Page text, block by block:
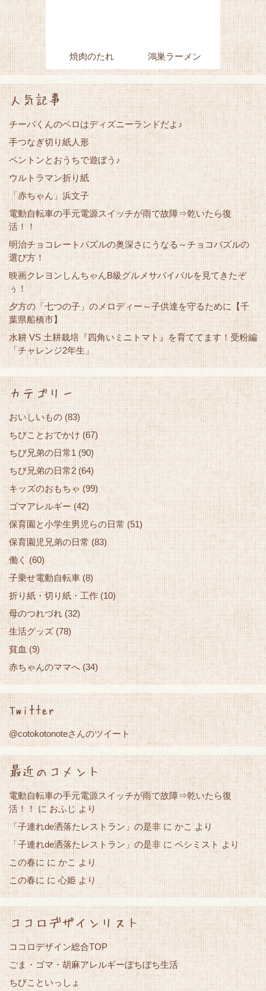
焼肉のたれ 鴻巣ラーメン
人気記事
チーバくんのベロはディズニーランドだよ♪
手つなぎ切り紙人形
ペントンとおうちで遊ぼう♪
ウルトラマン折り紙
「赤ちゃん」浜文子
電動自転車の手元電源スイッチが雨で故障⇒乾いたら復
活！！
明治チョコレートパズルの奥深さにうなる～チョコパズルの
選び方！
映画クレヨンしんちゃんB級グルメサバイバルを見てきたぞ
ぅ！
夕方の「七つの子」のメロディー～子供達を守るために【千
葉県船橋市】
水耕 VS 土耕栽培『四角いミニトマト』を育ててます！受粉編
「チャレンジ2年生」
カテゴリー
おいしいもの (83)
ちびことおでかけ (67)
ちび兄弟の日常1(90)
ちび兄弟の日常2 (64)
キッズのおもちゃ (99)
ゴマアレルギー (42)
保育園と小学生男児らの日常 (51)
保育園児兄弟の日常(83)
働く(60)
子乗せ電動自転車 (8)
折り紙・切り紙・工作 (10)
母のつれづれ(32)
生活グッズ(78)
貧血(9)
赤ちゃんのママへ (34)
Twitter
@cotokotonoteさんのツイート
最近のコメント
電動自転車の手元電源スイッチが雨で故障⇒乾いたら復
活！！ に おふじ より
「子連れde洒落たレストラン」の是非 に かこ より
「子連れde洒落たレストラン」の是非 に ペシミスト より
この春に に かこより
この春に に 心姫 より
ココロデザインリスト
ココロデザイン総合TOP
ごま・ゴマ・胡麻アレルギーぼちぼち生活
ちびこといっしょ